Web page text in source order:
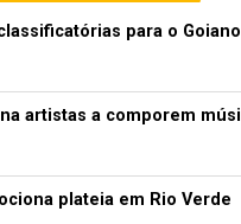
para o
artistas a comporem
plateia em Rio Verde